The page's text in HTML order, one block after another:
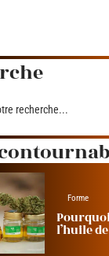
Forme
l’huile de